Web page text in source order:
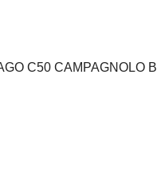
C50 CAMPAGNOLO